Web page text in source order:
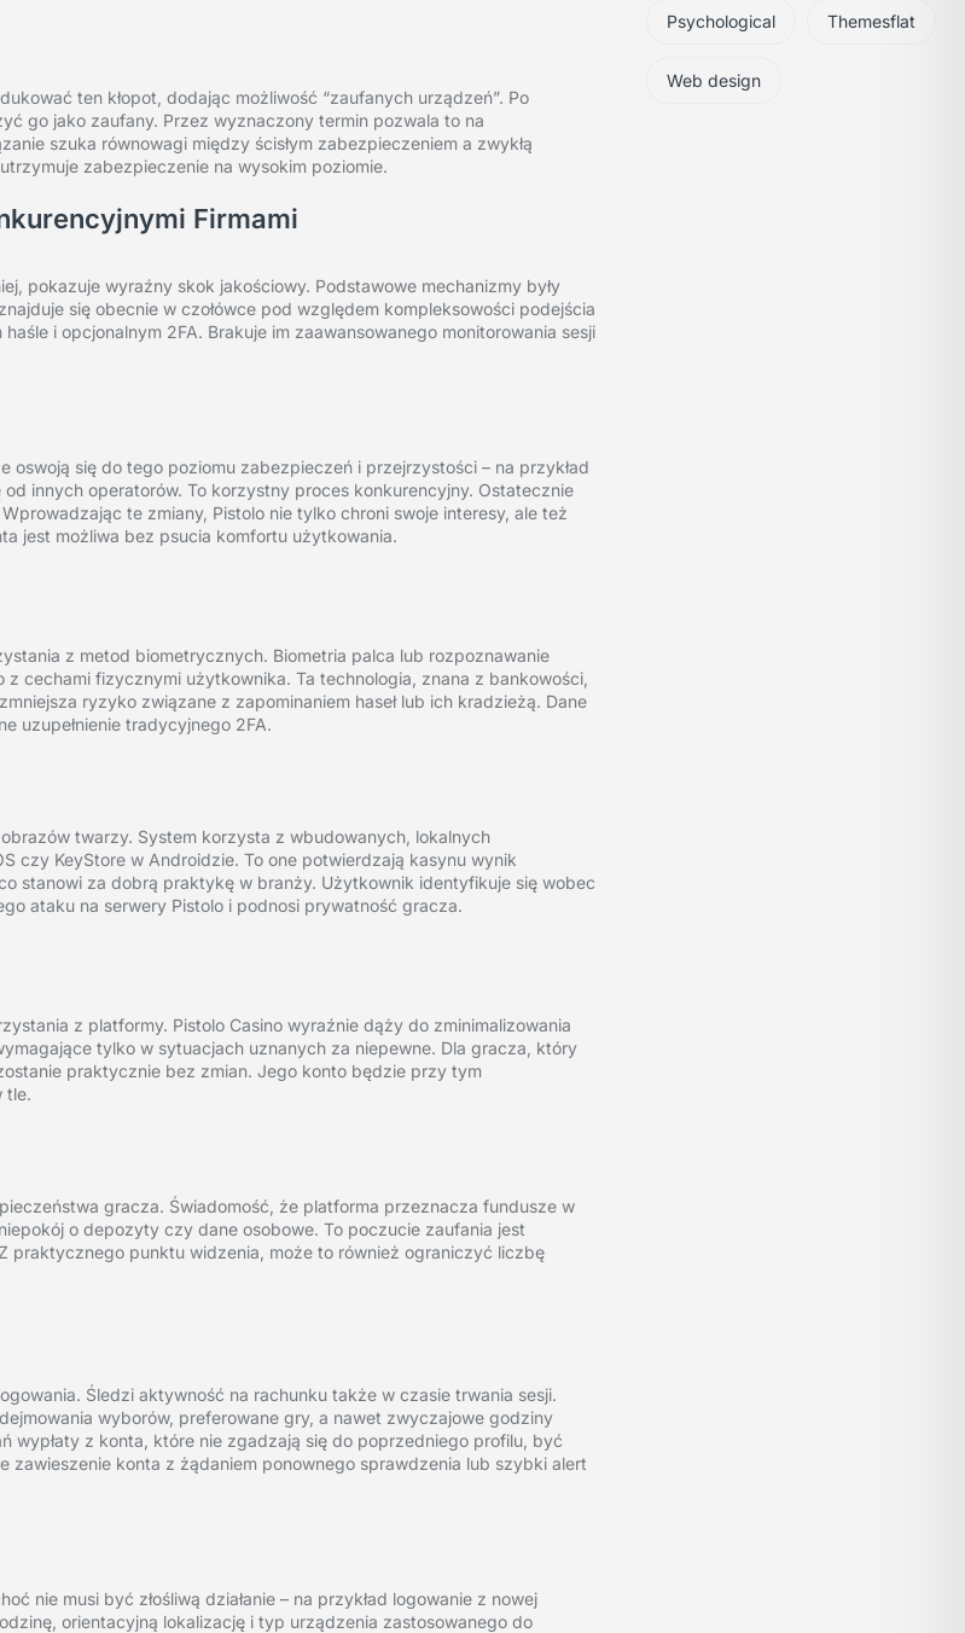
ten kłopot, dodając możliwość “zaufanych urządzeń”. Po
go jako zaufany. Przez wyznaczony termin pozwala to na
szuka równowagi między ścisłym zabezpieczeniem a zwykłą
zabezpieczenie na wysokim poziomie.
Firmami
pokazuje wyraźny skok jakościowy. Podstawowe mechanizmy były
się obecnie w czołówce pod względem kompleksowości podejścia
i opcjonalnym 2FA. Brakuje im zaawansowanego monitorowania sesji
oswoją się do tego poziomu zabezpieczeń i przejrzystości – na przykład
innych operatorów. To korzystny proces konkurencyjny. Ostatecznie
te zmiany, Pistolo nie tylko chroni swoje interesy, ale też
jest możliwa bez psucia komfortu użytkowania.
z metod biometrycznych. Biometria palca lub rozpoznawanie
cechami fizycznymi użytkownika. Ta technologia, znana z bankowości,
ryzyko związane z zapominaniem haseł lub ich kradzieżą. Dane
uzupełnienie tradycyjnego 2FA.
twarzy. System korzysta z wbudowanych, lokalnych
czy KeyStore w Androidzie. To one potwierdzają kasynu wynik
stanowi za dobrą praktykę w branży. Użytkownik identyfikuje się wobec
ataku na serwery Pistolo i podnosi prywatność gracza.
z platformy. Pistolo Casino wyraźnie dąży do zminimalizowania
tylko w sytuacjach uznanych za niepewne. Dla gracza, który
praktycznie bez zmian. Jego konto będzie przy tym
tle.
gracza. Świadomość, że platforma przeznacza fundusze w
o depozyty czy dane osobowe. To poczucie zaufania jest
praktycznego punktu widzenia, może to również ograniczyć liczbę
Śledzi aktywność na rachunku także w czasie trwania sesji.
wyborów, preferowane gry, a nawet zwyczajowe godziny
wypłaty z konta, które nie zgadzają się do poprzedniego profilu, być
konta z żądaniem ponownego sprawdzenia lub szybki alert
nie musi być złośliwą działanie – na przykład logowanie z nowej
orientacyjną lokalizację i typ urządzenia zastosowanego do
Psychological Themesflat
Web design